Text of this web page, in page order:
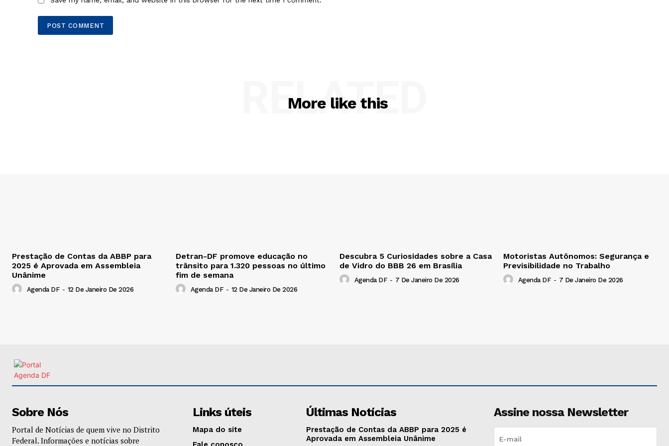
More like this
RELATED
Prestação de Contas da ABBP para
2025 é Aprovada em Assembleia
Unânime
Agenda DF - 12 De Janeiro De 2026
Detran-DF promove educação no
trânsito para 1.320 pessoas no último
fim de semana
Agenda DF - 12 De Janeiro De 2026
Descubra 5 Curiosidades sobre a Casa
de Vidro do BBB 26 em Brasília
Agenda DF - 7 De Janeiro De 2026
Motoristas Autônomos: Segurança e
Previsibilidade no Trabalho
Agenda DF - 7 De Janeiro De 2026
Sobre Nós
Portal de Notícias de quem vive no Distrito
Federal. Informações e notícias sobre
Links úteis
Mapa do site
Últimas Notícias
Prestação de Contas da ABBP para 2025 é
Aprovada em Assembleia Unânime
Assine nossa Newsletter